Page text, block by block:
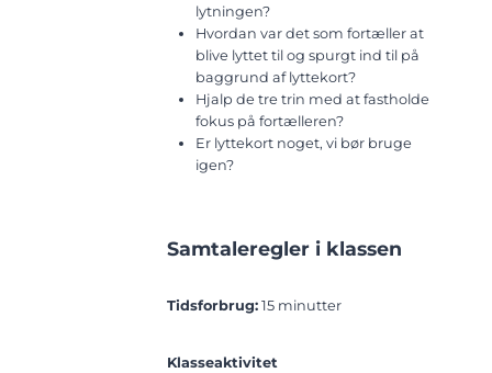
lytningen?
Hvordan var det som fortæller at
blive lyttet til og spurgt ind til på
baggrund af lyttekort?
Hjalp de tre trin med at fastholde
fokus på fortælleren?
Er lyttekort noget, vi bør bruge
igen?
Samtaleregler i klassen
Tidsforbrug: 15 minutter
Klasseaktivitet